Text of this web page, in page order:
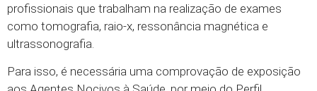
profissionais que trabalham na realização de exames
como tomografia, raio-x, ressonância magnética e
ultrassonografia.
Para isso, é necessária uma comprovação de exposição